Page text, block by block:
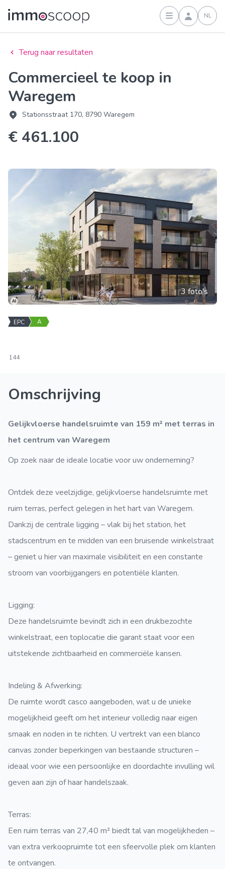
Inloggen
NL
Terug naar resultaten
Commercieel te koop in
Waregem
Stationsstraat 170, 8790 Waregem
€ 461.100
3 foto's
EPC A
144
Omschrijving
Gelijkvloerse handelsruimte van 159 m² met terras in
het centrum van Waregem
Op zoek naar de ideale locatie voor uw onderneming?
Ontdek deze veelzijdige, gelijkvloerse handelsruimte met
ruim terras, perfect gelegen in het hart van Waregem.
Dankzij de centrale ligging – vlak bij het station, het
stadscentrum en te midden van een bruisende winkelstraat
– geniet u hier van maximale visibiliteit en een constante
stroom van voorbijgangers en potentiële klanten.
Ligging:
Deze handelsruimte bevindt zich in een drukbezochte
winkelstraat, een toplocatie die garant staat voor een
uitstekende zichtbaarheid en commerciële kansen.
Indeling & Afwerking:
De ruimte wordt casco aangeboden, wat u de unieke
mogelijkheid geeft om het interieur volledig naar eigen
smaak en noden in te richten. U vertrekt van een blanco
canvas zonder beperkingen van bestaande structuren –
ideaal voor wie een persoonlijke en doordachte invulling wil
geven aan zijn of haar handelszaak.
Terras:
Een ruim terras van 27,40 m² biedt tal van mogelijkheden –
van extra verkoopruimte tot een sfeervolle plek om klanten
te ontvangen.